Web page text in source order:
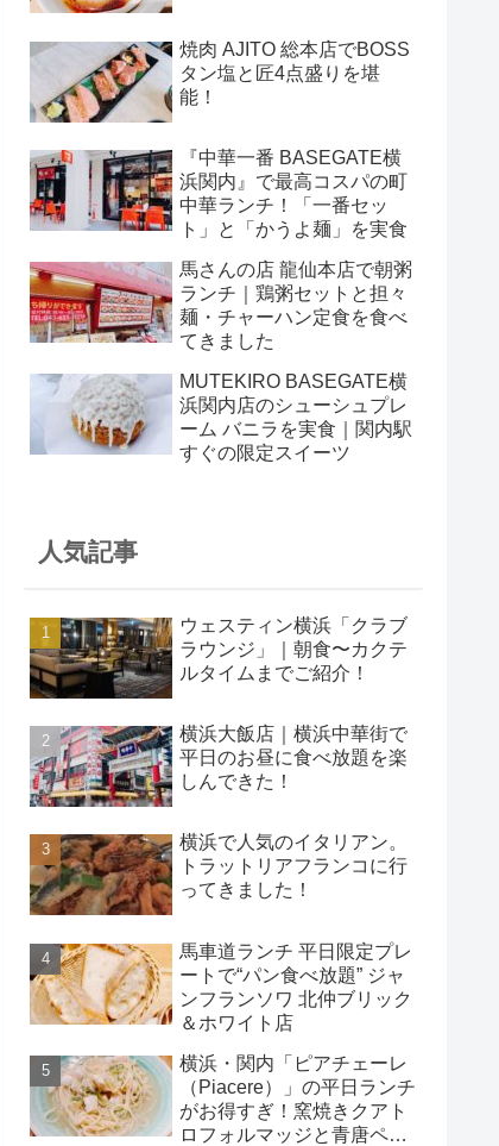
焼肉 AJITO 総本店でBOSS
タン塩と匠4点盛りを堪
能！
『中華一番 BASEGATE横
浜関内』で最高コスパの町
中華ランチ！「一番セッ
ト」と「かうよ麺」を実食
馬さんの店 龍仙本店で朝粥
ランチ｜鶏粥セットと担々
麺・チャーハン定食を食べ
てきました
MUTEKIRO BASEGATE横
浜関内店のシューシュプレ
ーム バニラを実食｜関内駅
すぐの限定スイーツ
人気記事
ウェスティン横浜「クラブ
ラウンジ」｜朝食〜カクテ
ルタイムまでご紹介！
横浜大飯店｜横浜中華街で
平日のお昼に食べ放題を楽
しんできた！
横浜で人気のイタリアン。
トラットリアフランコに行
ってきました！
馬車道ランチ 平日限定プレ
ートで“パン食べ放題” ジャ
ンフランソワ 北仲ブリック
＆ホワイト店
横浜・関内「ピアチェーレ
（Piacere）」の平日ランチ
がお得すぎ！窯焼きクアト
ロフォルマッジと青唐ペペ